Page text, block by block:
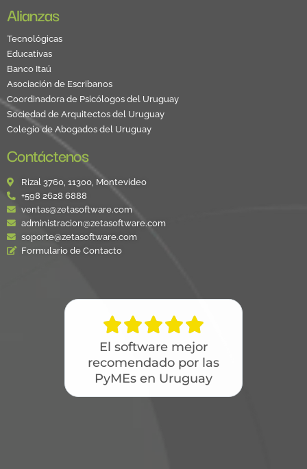
Alianzas
Tecnológicas
Educativas
Banco Itaú
Asociación de Escribanos
Coordinadora de Psicólogos del Uruguay
Sociedad de Arquitectos del Uruguay
Colegio de Abogados del Uruguay
Contáctenos
Rizal 3760, 11300, Montevideo
+598 2628 6888
ventas@zetasoftware.com
administracion@zetasoftware.com
soporte@zetasoftware.com
Formulario de Contacto

El software mejor
recomendado por las
PyMEs en Uruguay